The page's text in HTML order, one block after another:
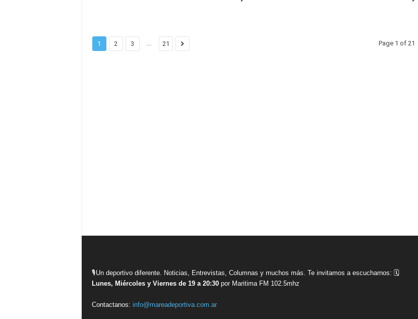
1 2 3 ... 21 Page 1 of 21
🎙Un deportivo diferente. Noticias, Entrevistas, Columnas y muchos más. Te invitamos a escucharnos: 🗓
Lunes, Miércoles y Viernes de 19 a 20:30por Maritima FM 102.5mhz
Contactanos: info@mareadeportiva.com.ar